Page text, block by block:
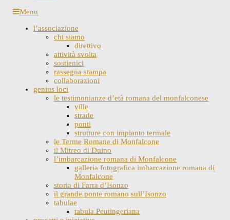
Skip
content
Menu
l’associazione
chi siamo
direttivo
attività svolta
sostienici
rassegna stampa
collaborazioni
genius loci
le testimonianze d’età romana del monfalconese
ville
strade
ponti
strutture con impianto termale
le Terme Romane di Monfalcone
il Mitreo di Duino
l’imbarcazione romana di Monfalcone
galleria fotografica imbarcazione romana di
Monfalcone
storia di Farra d’Isonzo
il grande ponte romano sull’Isonzo
tabulae
tabula Peutingeriana